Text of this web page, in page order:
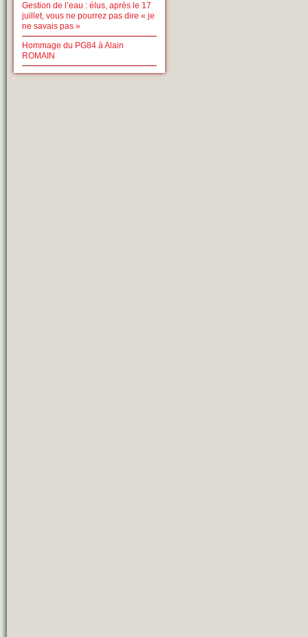
Gestion de l’eau : élus, après le 17
juillet, vous ne pourrez pas dire « je
ne savais pas »
Hommage du PG84 à Alain
ROMAIN